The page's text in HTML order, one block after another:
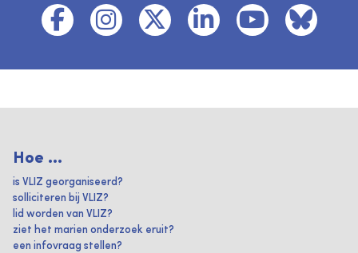
Hoe ...
is VLIZ georganiseerd?
solliciteren bij VLIZ?
lid worden van VLIZ?
ziet het marien onderzoek eruit?
een infovraag stellen?